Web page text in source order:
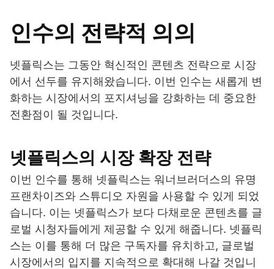
인수의 전략적 의의
넷플릭스는 그동안 혁신적인 콘텐츠 전략으로 시장
에서 선두를 유지해왔습니다. 이번 인수는 새롭게 변
화하는 시장에서의 포지셔닝을 강화하는 데 중요한
전환점이 될 것입니다.
넷플릭스의 시장 확장 전략
이번 인수를 통해 넷플릭스는 워너브러더스의 유명
프랜차이즈와 스튜디오 자원을 사용할 수 있게 되었
습니다. 이는 넷플릭스가 보다 다채로운 콘텐츠를 글
로벌 시청자들에게 제공할 수 있게 해줍니다. 넷플릭
스는 이를 통해 더 많은 구독자를 유치하고, 글로벌
시장에서의 입지를 지속적으로 확대해 나갈 것입니